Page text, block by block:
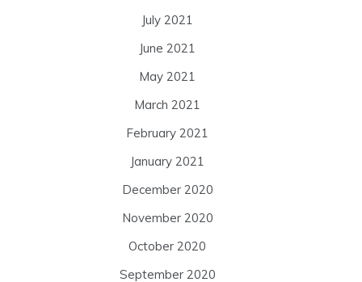
July 2021
June 2021
May 2021
March 2021
February 2021
January 2021
December 2020
November 2020
October 2020
September 2020